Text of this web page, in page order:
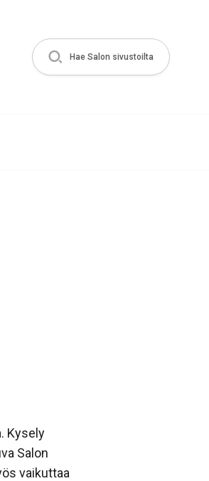
Hae Salon sivustoilta
Kysely
Salon
vaikuttaa